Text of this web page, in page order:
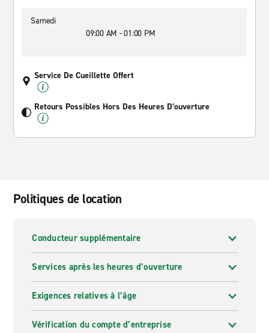
Samedi
09:00 AM - 01:00 PM
Service De Cueillette Offert
Retours Possibles Hors Des Heures D’ouverture
Politiques de location
Conducteur supplémentaire
Services après les heures d’ouverture
Exigences relatives à l’âge
Vérification du compte d’entreprise